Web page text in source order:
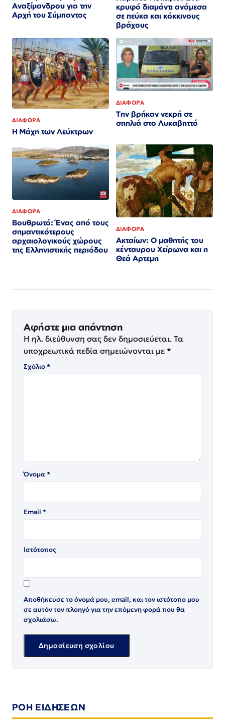
Αναξίμανδρου για την
Αρχή του Σύμπαντος
κρυφό διαμάντι ανάμεσα
σε πεύκα και κόκκινους
βράχους
ΔΙΑΦΟΡΑ
Η Μάχη των Λεύκτρων
ΔΙΑΦΟΡΑ
Την βρήκαν νεκρή σε
σπηλιά στο Λυκαβηττό
ΔΙΑΦΟΡΑ
Βουθρωτό: Ένας από τους
σημαντικότερους
αρχαιολογικούς χώρους
της Ελληνιστικής περιόδου
ΔΙΑΦΟΡΑ
Ακταίων: Ο μαθητής του
κένταυρου Χείρωνα και η
Θεά Αρτεμη
Αφήστε μια απάντηση
Η ηλ. διεύθυνση σας δεν δημοσιεύεται. Τα
υποχρεωτικά πεδία σημειώνονται με *
Σχόλιο*
Όνομα*
Email *
Ιστότοπος
Αποθήκευσε το όνομά μου, email, και τον ιστότοπο μου
σε αυτόν τον πλοηγό για την επόμενη φορά που θα
σχολιάσω.
ΡΟΗ ΕΙΔΗΣΕΩΝ